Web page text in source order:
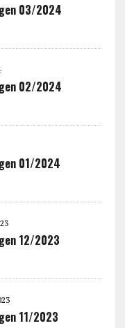
03/2024
02/2024
01/2024
12/2023
11/2023